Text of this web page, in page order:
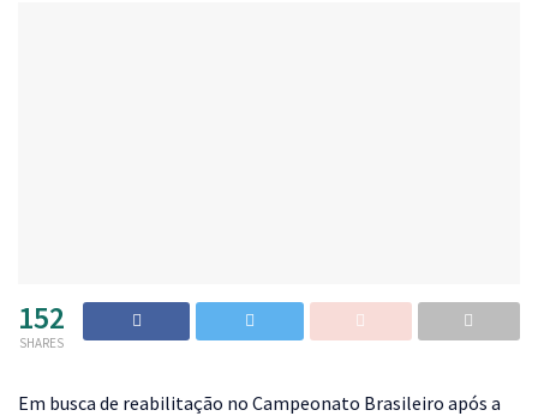
152
SHARES
Em busca de reabilitação no Campeonato Brasileiro após a